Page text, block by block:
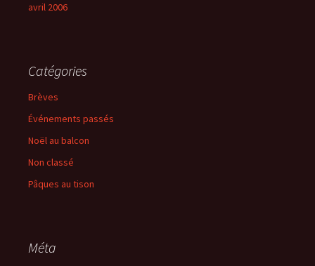
avril 2006
Catégories
Brèves
Événements passés
Noël au balcon
Non classé
Pâques au tison
Méta